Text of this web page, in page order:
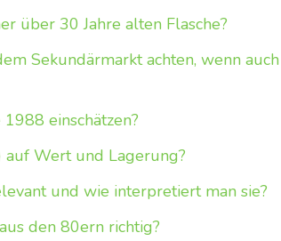
über 30 Jahre alten Flasche?
Sekundärmarkt achten, wenn auch
einschätzen?
auf Wert und Lagerung?
und wie interpretiert man sie?
den 80ern richtig?